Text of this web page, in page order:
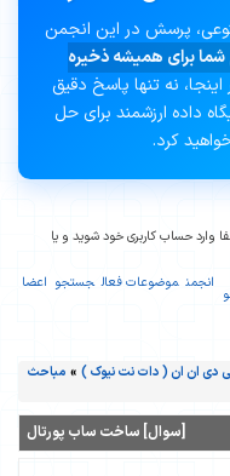
پرسش در این انجمن
برای همیشه ذخیره
نه تنها پاسخ دقیق
داده ارزشمند برای حل
کرد.
وارد حساب کاربری خود شوید و یا
انجمن موضوعات فعال جستجو اعضا
دی ان ان ( دات نت نیوک ) » مباحث
[سوال] ساخت ساب پورتال